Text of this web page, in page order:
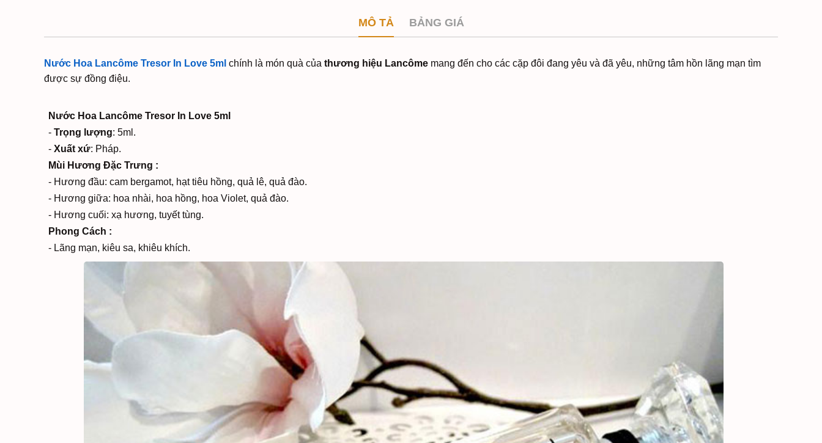
MÔ TẢ BẢNG GIÁ
Nước Hoa Lancôme Tresor In Love 5ml chính là món quà của thương hiệu Lancôme mang đến cho các cặp đôi đang yêu và đã yêu, những tâm hồn lãng mạn tìm
được sự đồng điệu.
Nước Hoa Lancôme Tresor In Love 5ml
- Trọng lượng: 5ml.
- Xuất xứ: Pháp.
Mùi Hương Đặc Trưng :
- Hương đầu: cam bergamot, hạt tiêu hồng, quả lê, quả đào.
- Hương giữa: hoa nhài, hoa hồng, hoa Violet, quả đào.
- Hương cuối: xạ hương, tuyết tùng.
Phong Cách :
- Lãng mạn, kiêu sa, khiêu khích.